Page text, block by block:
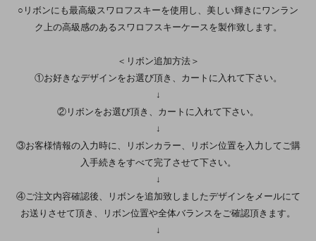
○リボンにも最高級スワロフスキーを使用し、美しい輝きにワンラン
ク上の高級感のあるスワロフスキーケースを製作致します。
＜リボン追加方法＞
①お好きなデザインをお選び頂き、カートに入れて下さい。
↓
②リボンをお選び頂き、カートに入れて下さい。
↓
③お客様情報の入力時に、リボンカラー、リボン位置を入力してご購
入手続きをすべて完了させて下さい。
↓
④ご注文内容確認後、リボンを追加致しましたデザインをメールにて
お送りさせて頂き、リボン位置や全体バランスをご確認頂きます。
↓